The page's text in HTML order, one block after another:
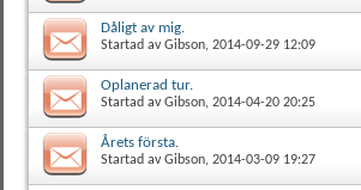
Dåligt av mig.
Startad avGibson, 2014-09-29 12:09
Oplanerad tur.
Startad avGibson, 2014-04-20 20:25
Årets första.
Startad avGibson, 2014-03-09 19:27